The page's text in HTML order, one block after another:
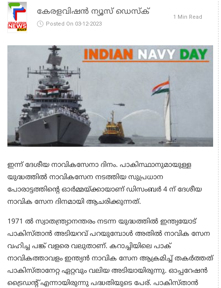
കേരളവിഷൻ ന്യൂസ് ഡെസ്‌ക്
Posted On 03-12-2023
1 Min Read
ഇന്ന് ദേശീയ നാവികസേനാ ദിനം. പാകിസ്ഥാനുമായുള്ള
യുദ്ധത്തില്‍ നാവികസേന നടത്തിയ സുപ്രധാന
പോരാട്ടത്തിന്റെ ഓര്‍മ്മയ്ക്കായാണ് ഡിസംബര്‍ 4 ന് ദേശീയ
നാവിക സേന ദിനമായി ആചരിക്കുന്നത്.
1971 ല്‍ സ്വാതന്ത്ര്യാനന്തരം നടന്ന യുദ്ധത്തില്‍ ഇന്ത്യയോട്
പാകിസ്താന്‍ അടിയറവ് പറയുമ്പോള്‍ അതില്‍ നാവിക സേന
വഹിച്ച പങ്ക് വളരെ വലുതാണ്. കറാച്ചിയിലെ പാക്
നാവികത്താവളം ഇന്ത്യന്‍ നാവിക സേന ആക്രമിച്ച് തകര്‍ത്തത്
പാകിസ്താനേറ്റ ഏറ്റവും വലിയ അടിയായിരുന്നു. ഓപ്പറേഷന്‍
ട്രൈഡന്റ് എന്നായിരുന്നു പദ്ധതിയുടെ പേര്. പാകിസ്താന്‍